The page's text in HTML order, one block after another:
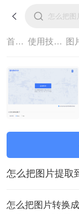
首页> 使用技巧>